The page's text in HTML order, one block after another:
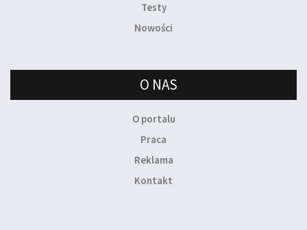
Testy
Nowości
O NAS
O portalu
Praca
Reklama
Kontakt